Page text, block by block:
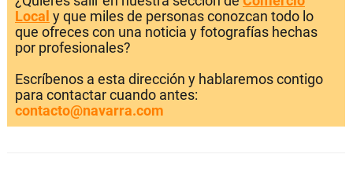
Local y que miles de personas conozcan todo lo
que ofreces con una noticia y fotografías hechas
por profesionales?
Escríbenos a esta dirección y hablaremos contigo
para contactar cuando antes:
contacto@navarra.com